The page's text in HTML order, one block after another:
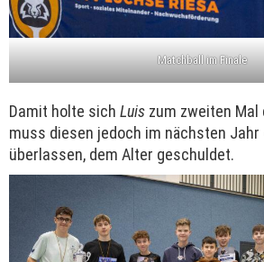
Matchball im Finale
Damit holte sich Luis zum zweiten Mal
muss diesen jedoch im nächsten Jahr
überlassen, dem Alter geschuldet.